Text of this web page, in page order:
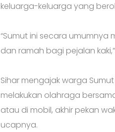
keluarga-keluarga yang
“Sumut ini secara
dan ramah bagi pejalan
Sihar mengajak warga
melakukan olahraga
atau di mobil, akhir pekan
ucapnya.